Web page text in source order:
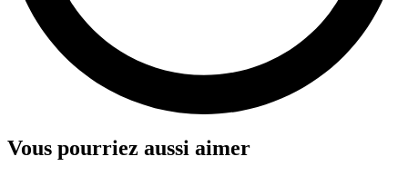
Vous pourriez aussi aimer